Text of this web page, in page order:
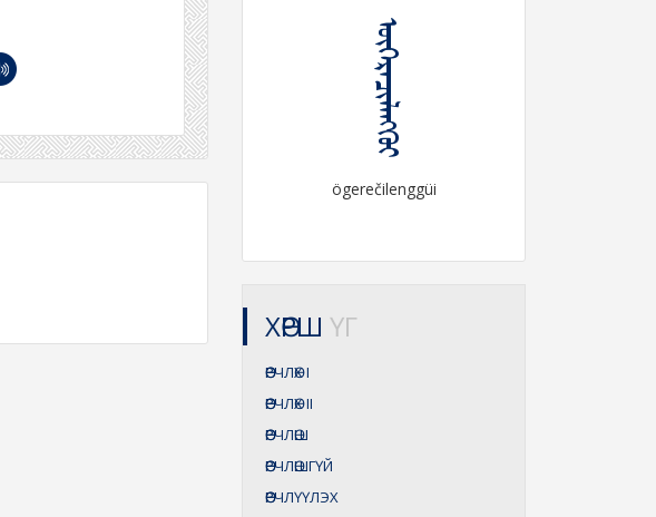
ᠥᠭᠡᠷᠡᠴᠢᠯᠡᠩᠭᠦᠢ
ögerečilenggüi
ХӨРШ ҮГ
ӨӨРЧЛӨХI
ӨӨРЧЛӨХII
ӨӨРЧЛӨШ
ӨӨРЧЛӨШГҮЙ
ӨӨРЧЛҮҮЛЭХ